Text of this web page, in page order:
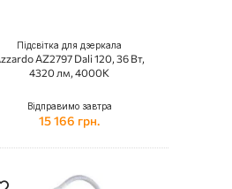
Підсвітка для дзеркала
AZ2797 Dali 120, 36 Вт,
4320 лм, 4000K
Відправимо завтра
15 166 грн.